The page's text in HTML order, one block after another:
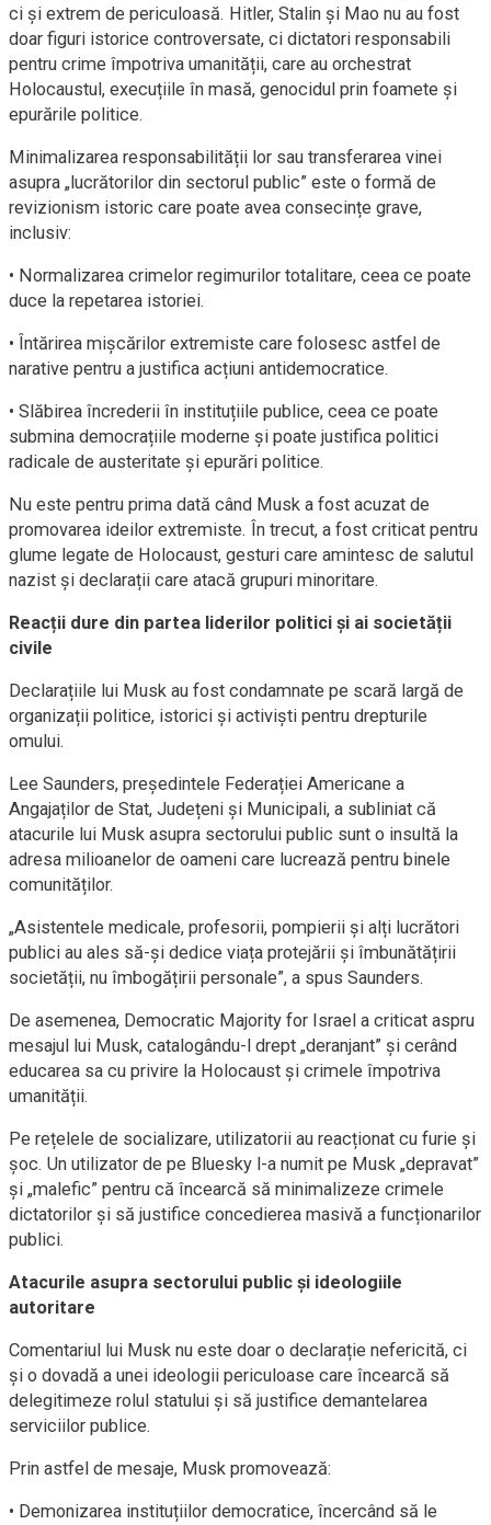
ci și extrem de periculoasă. Hitler, Stalin și Mao nu au fost
doar figuri istorice controversate, ci dictatori responsabili
pentru crime împotriva umanității, care au orchestrat
Holocaustul, execuțiile în masă, genocidul prin foamete și
epurările politice.
Minimalizarea responsabilității lor sau transferarea vinei
asupra „lucrătorilor din sectorul public” este o formă de
revizionism istoric care poate avea consecințe grave,
inclusiv:
• Normalizarea crimelor regimurilor totalitare, ceea ce poate
duce la repetarea istoriei.
• Întărirea mișcărilor extremiste care folosesc astfel de
narative pentru a justifica acțiuni antidemocratice.
• Slăbirea încrederii în instituțiile publice, ceea ce poate
submina democrațiile moderne și poate justifica politici
radicale de austeritate și epurări politice.
Nu este pentru prima dată când Musk a fost acuzat de
promovarea ideilor extremiste. În trecut, a fost criticat pentru
glume legate de Holocaust, gesturi care amintesc de salutul
nazist și declarații care atacă grupuri minoritare.
Reacții dure din partea liderilor politici și ai societății
civile
Declarațiile lui Musk au fost condamnate pe scară largă de
organizații politice, istorici și activiști pentru drepturile
omului.
Lee Saunders, președintele Federației Americane a
Angajaților de Stat, Județeni și Municipali, a subliniat că
atacurile lui Musk asupra sectorului public sunt o insultă la
adresa milioanelor de oameni care lucrează pentru binele
comunităților.
„Asistentele medicale, profesorii, pompierii și alți lucrători
publici au ales să-și dedice viața protejării și îmbunătățirii
societății, nu îmbogățirii personale”, a spus Saunders.
De asemenea, Democratic Majority for Israel a criticat aspru
mesajul lui Musk, catalogându-l drept „deranjant” și cerând
educarea sa cu privire la Holocaust și crimele împotriva
umanității.
Pe rețelele de socializare, utilizatorii au reacționat cu furie și
șoc. Un utilizator de pe Bluesky l-a numit pe Musk „depravat”
și „malefic” pentru că încearcă să minimalizeze crimele
dictatorilor și să justifice concedierea masivă a funcționarilor
publici.
Atacurile asupra sectorului public și ideologiile
autoritare
Comentariul lui Musk nu este doar o declarație nefericită, ci
și o dovadă a unei ideologii periculoase care încearcă să
delegitimeze rolul statului și să justifice demantelarea
serviciilor publice.
Prin astfel de mesaje, Musk promovează:
• Demonizarea instituțiilor democratice, încercând să le